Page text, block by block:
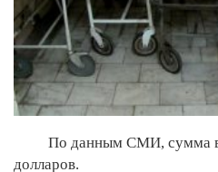
По данным СМИ, сумма
долларов.